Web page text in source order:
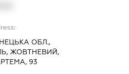
ОБЛ.,
ЖОВТНЕВИЙ,
93